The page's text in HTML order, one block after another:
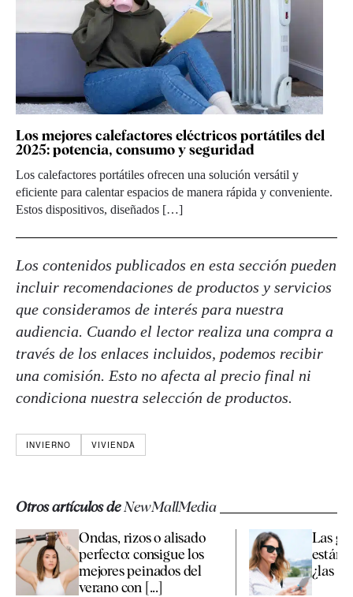
Los mejores calefactores eléctricos portátiles del
2025: potencia, consumo y seguridad
Los calefactores portátiles ofrecen una solución versátil y
eficiente para calentar espacios de manera rápida y conveniente.
Estos dispositivos, diseñados […]
Los contenidos publicados en esta sección pueden
incluir recomendaciones de productos y servicios
que consideramos de interés para nuestra
audiencia. Cuando el lector realiza una compra a
través de los enlaces incluidos, podemos recibir
una comisión. Esto no afecta al precio final ni
condiciona nuestra selección de productos.
INVIERNO VIVIENDA
Otros artículos deNewMallMedia
Ondas, rizos o alisado
perfecto: consigue los
mejores peinados del
verano con [...]
Las
están
¿las